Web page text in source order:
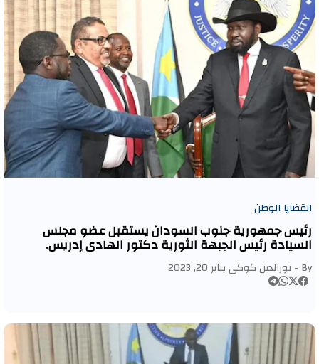
القضايا الوطن
رئيس جمهورية جنوب السودان يستقبل عضو مجلس
السيادة رئيس الجبهة الثورية دكتور الهادي إدريس.
By - نورالدين كوكىيناير 20, 2023